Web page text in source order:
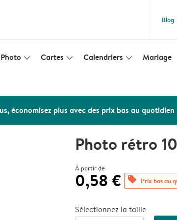
Blog
slim_arrow_down Cartes slim_arrow_down Calendriers slim_arrow_down Mariage
économisez plus avec des prix bas au quotidien
Photo rétro
À partir de
0,58 € offers Prix bas au
Sélectionnez la taille